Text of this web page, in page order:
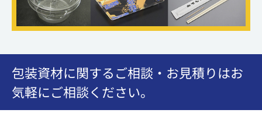
包装資材に関するご相談・お見積りはお
気軽にご相談ください。